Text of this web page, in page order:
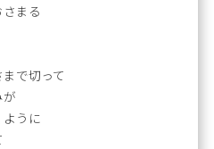
まる
で切って
うに